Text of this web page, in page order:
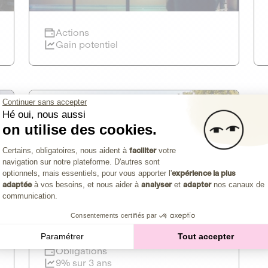
Actions
Gain potentiel
mk2 cinémas
CULTURE INDÉPENDANTE
CULTURE ET MÉDIAS
Maison de cinéma indépendante de
référence en Europe
Actions
Gain potentiel
Découvrir l'opportunité
Clôture imminente
mylight Energy
DETTE PRIVÉE
PRÉSERVER NOS RESSOURCES
Le leader français de la fourniture
d'électricité intelligente
Obligations
9% sur 3 ans
Clôture imminente
Continuer sans accepter
Hé oui, nous aussi
on utilise des cookies.
Plateforme de Gestion du
Certains, obligatoires, nous aident à facilitervotre
navigation sur notre plateforme. D'autres sont
optionnels, mais essentiels, pour vous apporter l'expérience la plus
adaptéeà vos besoins, et nous aider à analyseret adapternos canaux de
communication.
Consentements certifiés par
Paramétrer Tout accepter
Axeptio consent